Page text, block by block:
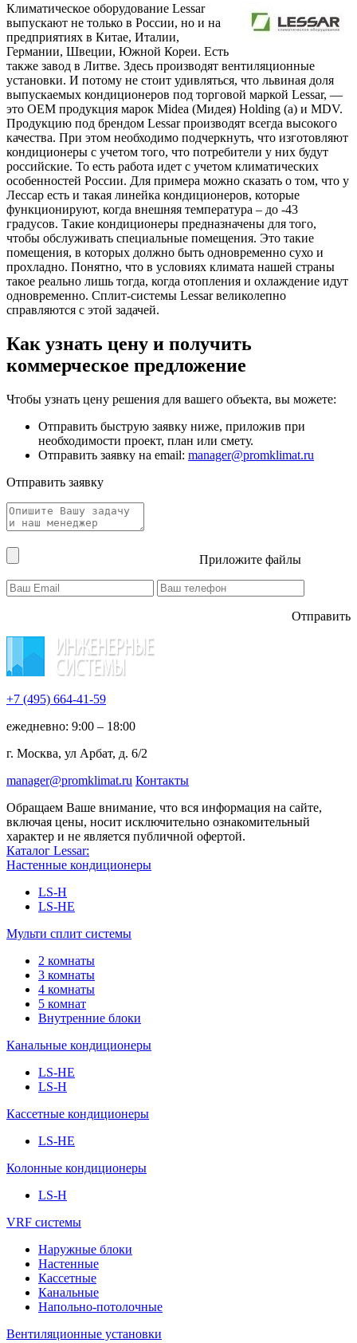
Климатическое оборудование Lessar
выпускают не только в России, но и на
предприятиях в Китае, Италии,
Германии, Швеции, Южной Кореи. Есть
также завод в Литве. Здесь производят вентиляционные
установки. И потому не стоит удивляться, что львиная доля
выпускаемых кондиционеров под торговой маркой Lessar, —
это OEM продукция марок Midea (Мидея) Holding (а) и MDV.
Продукцию под брендом Lessar производят всегда высокого
качества. При этом необходимо подчеркнуть, что изготовляют
кондиционеры с учетом того, что потребители у них будут
российские. То есть работа идет с учетом климатических
особенностей России. Для примера можно сказать о том, что у
Лессар есть и такая линейка кондиционеров, которые
функционируют, когда внешняя температура – до -43
градусов. Такие кондиционеры предназначены для того,
чтобы обслуживать специальные помещения. Это такие
помещения, в которых должно быть одновременно сухо и
прохладно. Понятно, что в условиях климата нашей страны
такое реально лишь тогда, когда отопления и охлаждение идут
одновременно. Сплит-системы Lessar великолепно
справляются с этой задачей.
Как узнать цену и получить
коммерческое предложение
Чтобы узнать цену решения для вашего объекта, вы можете:
Отправить быструю заявку ниже, приложив при
необходимости проект, план или смету.
Отправить заявку на email: manager@promklimat.ru
Отправить заявку
Приложите файлы
Отправить
+7 (495) 664-41-59
ежедневно: 9:00 – 18:00
г. Москва, ул Арбат, д. 6/2
manager@promklimat.ru Контакты
Обращаем Ваше внимание, что вся информация на сайте,
включая цены, носит исключительно ознакомительный
характер и не является публичной офертой.
Каталог Lessar:
Настенные кондиционеры
LS-H
LS-HE
Мульти сплит системы
2 комнаты
3 комнаты
4 комнаты
5 комнат
Внутренние блоки
Канальные кондиционеры
LS-HE
LS-H
Кассетные кондиционеры
LS-HE
Колонные кондиционеры
LS-H
VRF системы
Наружные блоки
Настенные
Кассетные
Канальные
Напольно-потолочные
Вентиляционные установки